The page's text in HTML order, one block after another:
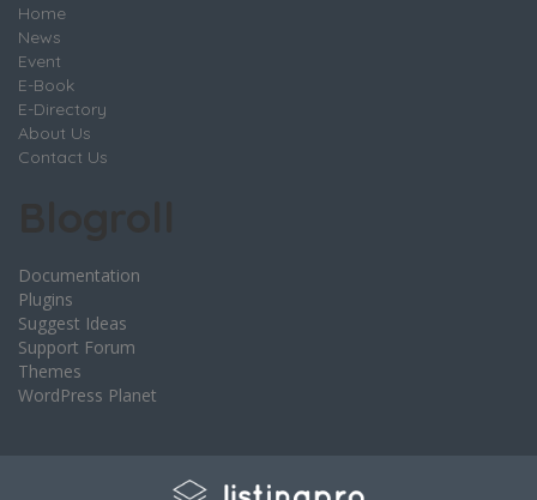
Home
News
Event
E-Book
E-Directory
About Us
Contact Us
Documentation
Plugins
Suggest Ideas
Support Forum
Themes
WordPress Planet